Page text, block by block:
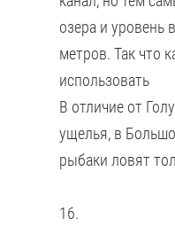
озера и уровень
метров. Так что
использовать
В отличие от
ущелья, в
рыбаки ловят
16.